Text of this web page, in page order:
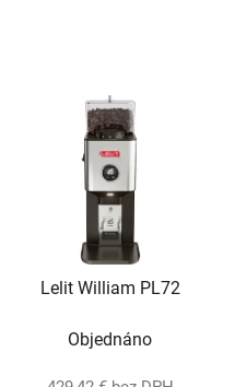
Lelit William PL72
Objednáno